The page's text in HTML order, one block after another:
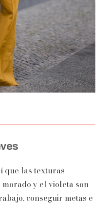
que las texturas
y el violeta son
conseguir metas e